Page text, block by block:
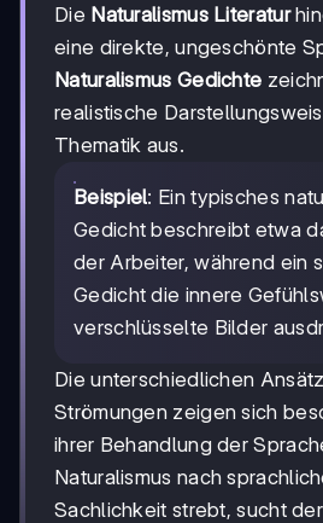
Die Naturalismus Literatur
eine direkte, ungeschönte
Naturalismus Gedichte
realistische
Thematik aus.
Beispiel: Ein typisches
Gedicht beschreibt etwa
der Arbeiter, während ein
Gedicht die innere
verschlüsselte Bilder
Die unterschiedlichen
Strömungen zeigen sich
ihrer Behandlung der
Naturalismus nach
Sachlichkeit strebt, sucht